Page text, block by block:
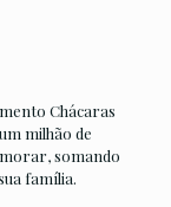
Chácaras
milhão de
somando
família.